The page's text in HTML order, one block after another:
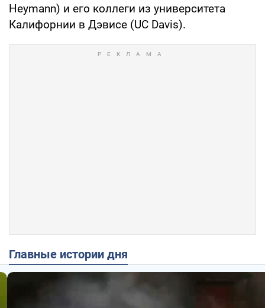
Heymann) и его коллеги из университета
Калифорнии в Дэвисе (UC Davis).
Главные истории дня